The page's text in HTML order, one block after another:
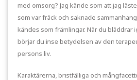
med omsorg? Jag kände som att jag
som var fräck och saknade
kändes som främlingar. När du bläddrar
börjar du inse betydelsen av den
persons liv.
Karaktärerna, bristfälliga och